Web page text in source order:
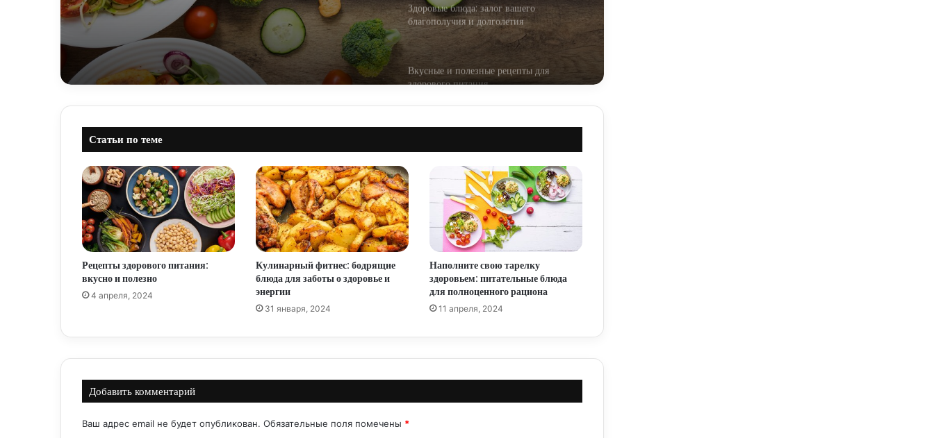
Здоровые блюда: залог вашего
благополучия и долголетия
Вкусные и полезные рецепты для
здорового питания
Здоровое и красивое блюдо: искусство
сочетания вкуса и эстетики
Питайтесь вкусно и полезно: рецепты
блюдами: здоровое питание, которое вам
Статьи по теме
Рецепты здорового питания:
вкусно и полезно
4 апреля, 2024
Кулинарный фитнес: бодрящие
блюда для заботы о здоровье и
энергии
31 января, 2024
Наполните свою тарелку
здоровьем: питательные блюда
для полноценного рациона
11 апреля, 2024
Добавить комментарий
Ваш адрес email не будет опубликован. Обязательные поля помечены *